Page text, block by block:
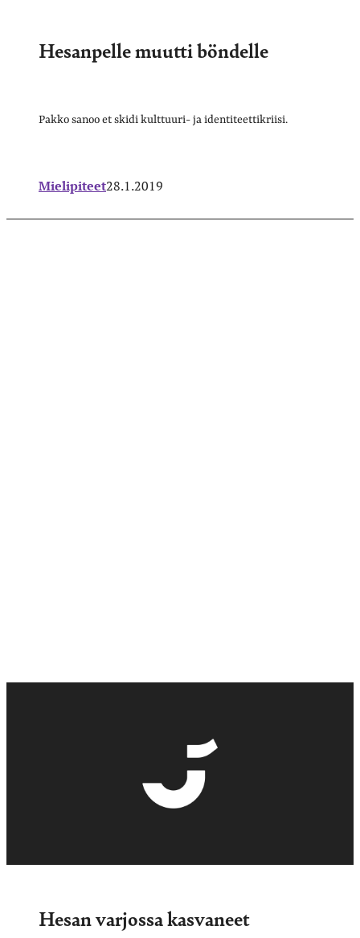
Hesanpelle muutti böndelle
Pakko sanoo et skidi kulttuuri- ja identiteettikriisi.
Mielipiteet28.1.2019
Hesan varjossa kasvaneet